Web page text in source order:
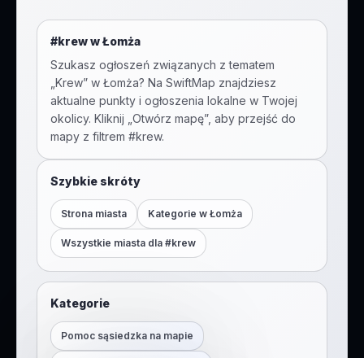
#krewwŁomża
Szukasz ogłoszeń związanych z tematem
Krew” w Łomża? Na SwiftMap znajdziesz
aktualne punkty i ogłoszenia lokalne w Twojej
okolicy. Kliknij „Otwórz mapę”, aby przejść do
mapy z filtrem #krew.
Szybkie skróty
Strona miasta Kategorie w Łomża
Wszystkie miasta dla #krew
Kategorie
Pomoc sąsiedzka na mapie